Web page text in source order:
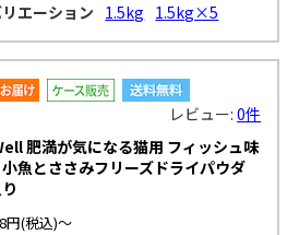
エーション 1.5kg 1.5kg×5
レビュー:0件
肥満が気になる猫用 フィッシュ味
魚とささみフリーズドライパウダ
円(税込)～